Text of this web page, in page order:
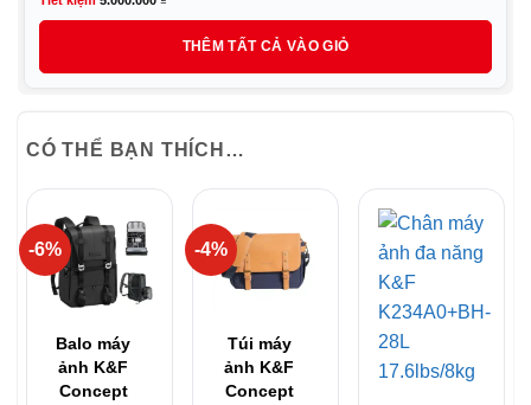
là:
tại
THÊM TẤT CẢ VÀO GIỎ
CÓ THỂ BẠN THÍCH…
-6%
Balo máy
ảnh K&F
Concept
-4%
Túi máy
ảnh K&F
Concept